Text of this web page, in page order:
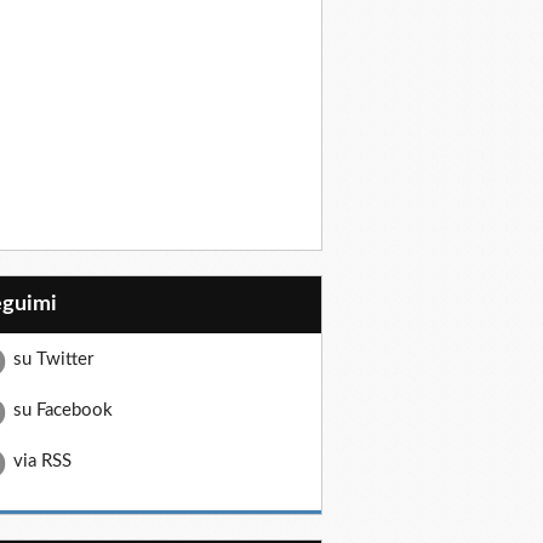
su Twitter
su Facebook
via RSS